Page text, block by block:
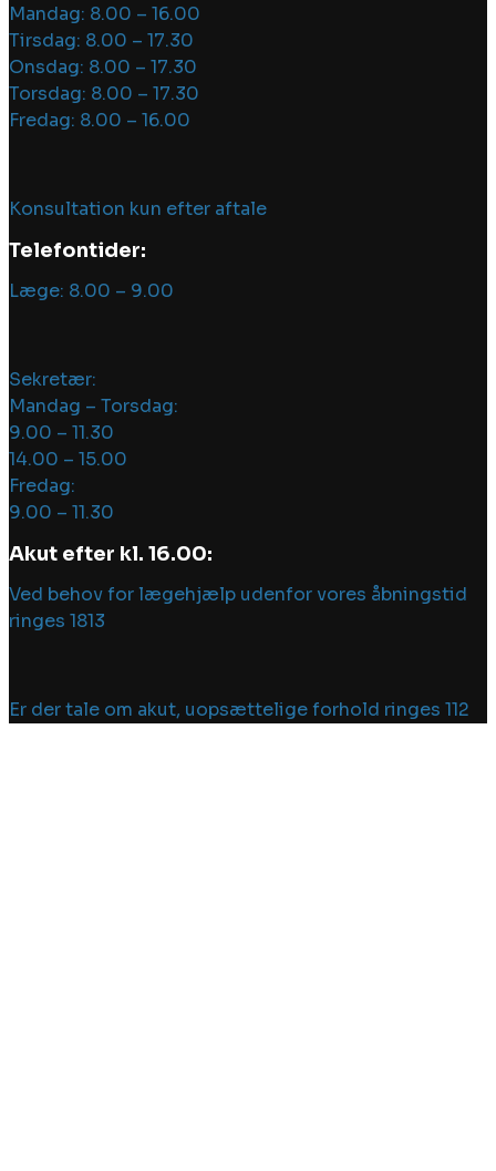
Mandag: 8.00 – 16.00
Tirsdag: 8.00 – 17.30
Onsdag: 8.00 – 17.30
Torsdag: 8.00 – 17.30
Fredag: 8.00 – 16.00
Konsultation kun efter aftale
Telefontider:
Læge: 8.00 – 9.00
Sekretær:
Mandag – Torsdag:
9.00 – 11.30
14.00 – 15.00
Fredag:
9.00 – 11.30
Akut efter kl. 16.00:
Ved behov for lægehjælp udenfor vores åbningstid
ringes 1813
Er der tale om akut, uopsættelige forhold ringes 112